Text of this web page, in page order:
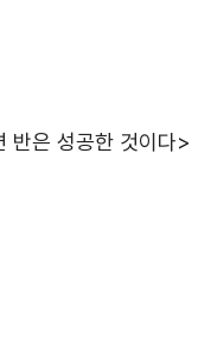
반은 성공한 것이다>